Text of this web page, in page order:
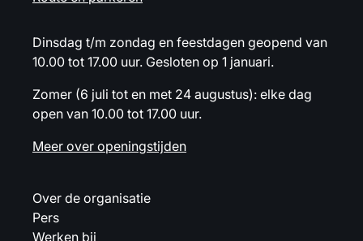
Dinsdag t/m zondag en feestdagen geopend van
10.00 tot 17.00 uur. Gesloten op 1 januari.
Zomer (6 juli tot en met 24 augustus): elke dag
open van 10.00 tot 17.00 uur.
Meer over openingstijden
Over de organisatie
Pers
Werken bij